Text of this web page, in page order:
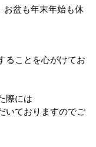
ることを心がけてお
際には
いておりますのでご